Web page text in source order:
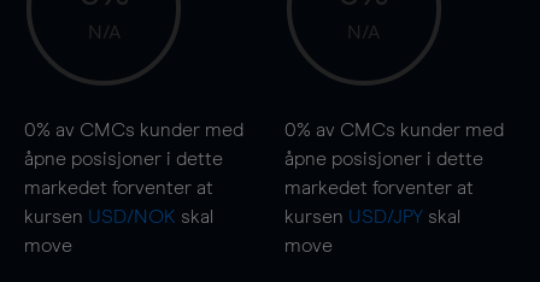
N/A
0% av CMCs kunder med
åpne posisjoner i dette
markedet forventer at
kursen USD/NOK skal
move
N/A
0% av CMCs kunder med
åpne posisjoner i dette
markedet forventer at
kursen USD/JPYskal
move